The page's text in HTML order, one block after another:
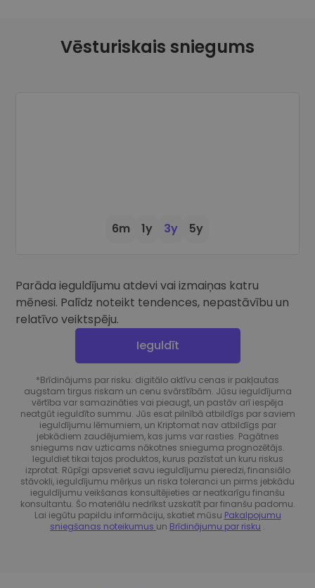
Viedas atziņas optimālai veiktspējai
Vēsturiskais sniegums
6m 1y 3y 5y
Parāda ieguldījumu atdevi vai izmaiņas katru
mēnesi. Palīdz noteikt tendences, nepastāvību un
relatīvo veiktspēju.
Ieguldīt
*Brīdinājums par risku: digitālo aktīvu cenas ir pakļautas
augstam tirgus riskam un cenu svārstībām. Jūsu ieguldījuma
vērtība var samazināties vai pieaugt, un pastāv arī iespēja
neatgūt ieguldīto summu. Jūs esat pilnībā atbildīgs par saviem
ieguldījumu lēmumiem, un Kriptomat nav atbildīgs par
jebkādiem zaudējumiem, kas jums var rasties. Pagātnes
sniegums nav uzticams nākotnes snieguma prognozētājs.
Ieguldiet tikai tajos produktos, kurus pazīstat un kuru riskus
izprotat. Rūpīgi apsveriet savu ieguldījumu pieredzi, finansiālo
stāvokli, ieguldījumu mērķus un riska toleranci un pirms jebkādu
ieguldījumu veikšanas konsultējieties ar neatkarīgu finanšu
konsultantu. Šo materiālu nedrīkst uzskatīt par finanšu padomu.
Lai iegūtu papildu informāciju, skatiet mūsu Pakalpojumu
sniegšanas noteikumus un Brīdinājumu par risku .